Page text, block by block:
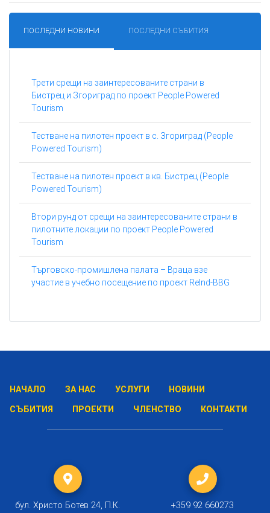
ПОСЛЕДНИ НОВИНИ ПОСЛЕДНИ СЪБИТИЯ
Трети срещи на заинтересованите страни в
Бистрец и Згориград по проект People Powered
Tourism
Тестване на пилотен проект в с. Згориград (People
Powered Tourism)
Тестване на пилотен проект в кв. Бистрец (People
Powered Tourism)
Втори рунд от срещи на заинтересованите страни в
пилотните локации по проект People Powered
Tourism
Търговско-промишлена палата – Враца взе
участие в учебно посещение по проект ReInd-BBG
НАЧАЛО ЗА НАС УСЛУГИ
НОВИНИ
СЪБИТИЯ
ПРОЕКТИ ЧЛЕНСТВО КОНТАКТИ
бул. Христо Ботев 24, П.К.
+359 92 660273